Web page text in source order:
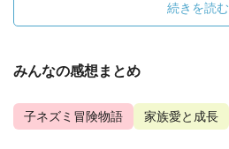
続きを読む
みんなの感想まとめ
子ネズミ冒険物語 家族愛と成長